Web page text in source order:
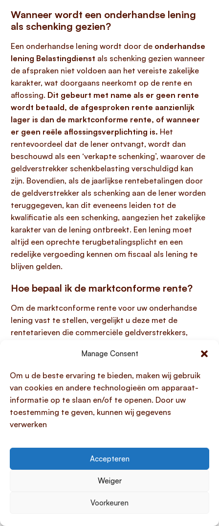
Manage Consent
Om u de beste ervaring te bieden, maken wij gebruik
van cookies en andere technologieën om apparaat-
informatie op te slaan en/of te openen. Door uw
toestemming te geven, kunnen wij gegevens
verwerken
Accepteren
Weiger
Voorkeuren
Wanneer wordt een onderhandse lening
als schenking gezien?
Een onderhandse lening wordt door de onderhandse
lening Belastingdienst als schenking gezien wanneer
de afspraken niet voldoen aan het vereiste zakelijke
karakter, wat doorgaans neerkomt op de rente en
aflossing. Dit gebeurt met name als er geen rente
wordt betaald, de afgesproken rente aanzienlijk
lager is dan de marktconforme rente, of wanneer
er geen reële aflossingsverplichting is. Het
rentevoordeel dat de lener ontvangt, wordt dan
beschouwd als een ‘verkapte schenking’, waarover de
geldverstrekker schenkbelasting verschuldigd kan
zijn. Bovendien, als de jaarlijkse rentebetalingen door
de geldverstrekker als schenking aan de lener worden
teruggegeven, kan dit eveneens leiden tot de
kwalificatie als een schenking, aangezien het zakelijke
karakter van de lening ontbreekt. Een lening moet
altijd een oprechte terugbetalingsplicht en een
redelijke vergoeding kennen om fiscaal als lening te
blijven gelden.
Hoe bepaal ik de marktconforme rente?
Om de marktconforme rente voor uw onderhandse
lening vast te stellen, vergelijkt u deze met de
rentetarieven die commerciële geldverstrekkers,
is daarom belangrijk om actief onderzoek te doen
leningen of andere kredietproducten die passen bij
het leenbedrag, de looptijd en het risicoprofiel van
de lener.Zo mag u voor een koopsomlening tot
€75.000 de marktconforme rente baseren op de
laagste rente van een persoonlijke lening of een
risico’s en eventuele zekerheden, zoals onderpand, die
bij uw particuliere afspraak horen mee, aangezien
deze factoren ook de rentestand bij een commerciële
ervoor dat uw lening voldoet aan de eisen van de